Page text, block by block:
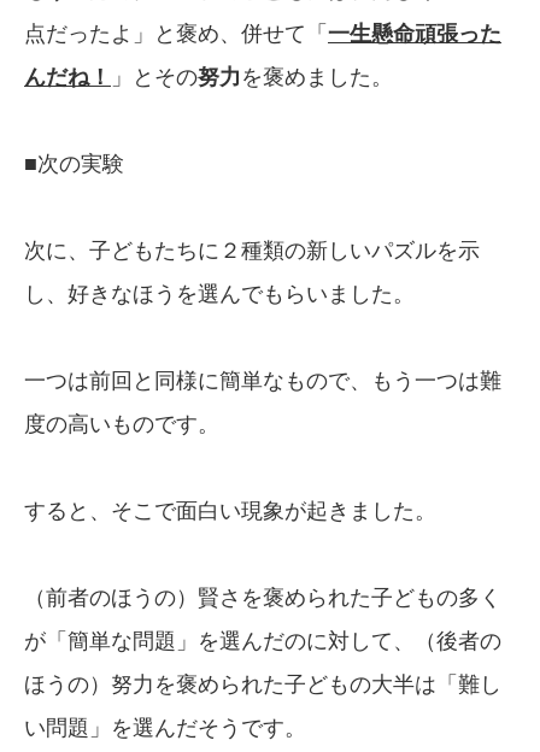
点だったよ」と褒め、併せて「 一生懸命頑張った
んだね！
」とその努力 を褒めました。
■次の実験
次に、子どもたちに２種類の新しいパズルを示
し、好きなほうを選んでもらいました。
一つは前回と同様に簡単なもので、もう一つは難
度の高いものです。
すると、そこで面白い現象が起きました。
（前者のほうの）賢さを褒められた子どもの多く
が「簡単な問題」を選んだのに対して、（後者の
ほうの）努力を褒められた子どもの大半は「難し
い問題」を選んだそうです。